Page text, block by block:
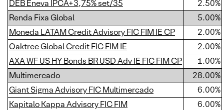
DEB Eneva IPCA+3,75% set/35
2.50%
Renda Fixa Global
5.00%
Moneda LATAM Credit Advisory FIC FIM IE CP
2.00%
Oaktree Global Credit FIC FIM IE
2.00%
AXA WF US HY Bonds BR USD Adv IE FIC FIM CP
1.00%
Multimercado
28.00%
Giant Sigma Advisory FIC Multimercado
6.00%
Kapitalo Kappa Advisory FIC FIM
6.00%